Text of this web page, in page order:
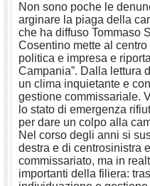
Non sono poche le
arginare la piaga della
che ha diffuso Tommaso
Cosentino mette al
politica e impresa e
Campania”. Dalla lettura
un clima inquietante e
gestione commissariale.
lo stato di emergenza
per dare un colpo alla
Nel corso degli anni si
destra e di centrosinistra
commissariato, ma in
importanti della filiera: